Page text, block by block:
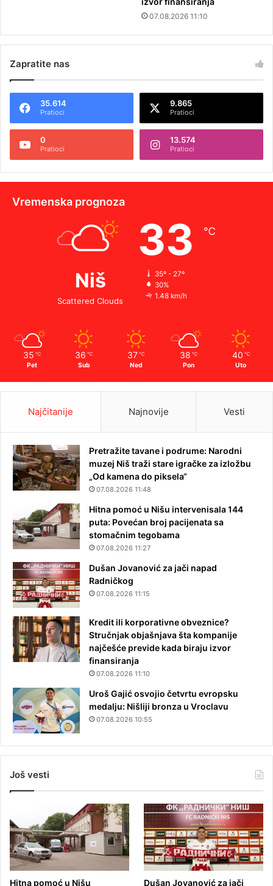
07.08.2026 11:10
Zapratite nas
35.614
Pratioci
9.865
Pratioci
0
Pratioci
13.574
Pratioci
Vremenska prognoza
Niš
Scattered Clouds
33 ℃
35º - 27º
30%
1.48 km/h
35 ℃
Pet
36 ℃
Sub
37 ℃
Ned
38 ℃
Pon
40 ℃
Uto
Najčitanije Najnovije Vesti
Pretražite tavane i podrume: Narodni
muzej Niš traži stare igračke za izložbu
„Od kamena do piksela“
07.08.2026 11:48
Hitna pomoć u Nišu intervenisala 144
puta: Povećan broj pacijenata sa
stomačnim tegobama
07.08.2026 11:27
Dušan Jovanović za jači napad
Radničkog
07.08.2026 11:15
Kredit ili korporativne obveznice?
Stručnjak objašnjava šta kompanije
najčešće previde kada biraju izvor
finansiranja
07.08.2026 11:10
Uroš Gajić osvojio četvrtu evropsku
medalju: Nišliji bronza u Vroclavu
07.08.2026 10:55
Još vesti
Hitna pomoć u Nišu
Dušan Jovanović za jači